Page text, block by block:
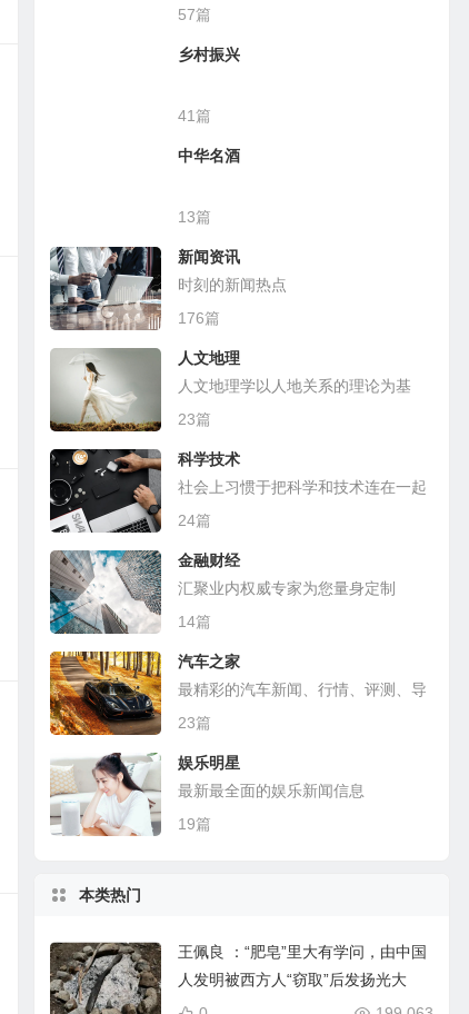
57篇
乡村振兴
41篇
中华名酒
13篇
新闻资讯
时刻的新闻热点
176篇
人文地理
人文地理学以人地关系的理论为基
础，探讨各种人文现象的地理分布
23篇
科学技术
社会上习惯于把科学和技术连在一起
24篇
金融财经
汇聚业内权威专家为您量身定制
14篇
汽车之家
最精彩的汽车新闻、行情、评测、导
购
23篇
娱乐明星
最新最全面的娱乐新闻信息
19篇
本类热门
王佩良 ：“肥皂”里大有学问，由中国
人发明被西方人“窃取”后发扬光大